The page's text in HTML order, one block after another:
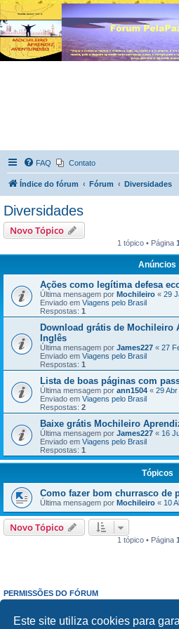
Este site utiliza cookies para
FAQ Contato
Índice do fórum Fórum Diversidades
Diversidades
Novo Tópico
1 tópico • Página 1
Anúncios
Ações como legítima defesa
Última mensagem por Mochileiro « 29
Enviado em Viagens pelo Brasil
Respostas: 1
Download grátis de Mochileiro
Inglês
Última mensagem por James227 « 27
Enviado em Viagens pelo Brasil
Respostas: 1
Lista de boas páginas com
Última mensagem por ann1504 « 29
Enviado em Viagens pelo Brasil
Respostas: 2
Baixe grátis Mochileiro
Última mensagem por James227 « 16
Enviado em Viagens pelo Brasil
Respostas: 1
Tópicos
Como fazer bom churrasco de
Última mensagem por Mochileiro « 10
Novo Tópico
1 tópico • Página 1
PERMISSÕES DO FÓRUM
Responder mensagens:
Proibido
Editar mensagens:Proibido